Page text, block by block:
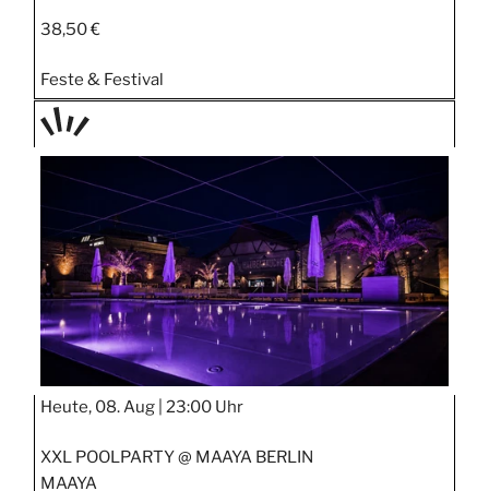
38,50 €
Feste & Festival
TAGE
STIPP
Heute, 08. Aug | 23:00 Uhr
XXL POOLPARTY @ MAAYA BERLIN
MAAYA